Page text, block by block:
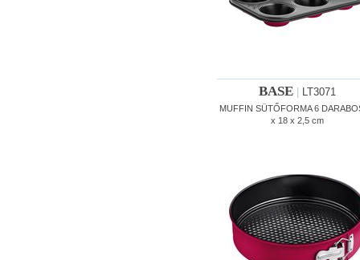
BASE LT3071
MUFFIN SÜTŐFORMA 6
x 18 x 2,5 cm